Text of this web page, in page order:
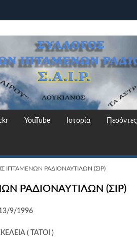
YouTube Ιστορία Πεσόντες
ΙΠΤΑΜΕΝΩΝ ΡΑΔΙΟΝΑΥΤΙΛΩΝ (ΣΙΡ)
ΡΑΔΙΟΝΑΥΤΙΛΩΝ (ΣΙΡ)
3/9/1996
( ΤΑΤΟΙ )